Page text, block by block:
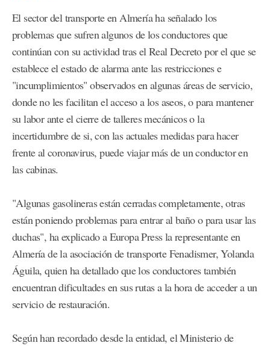
El sector del transporte en Almería ha señalado los
problemas que sufren algunos de los conductores que
continúan con su actividad tras el Real Decreto por el que se
establece el estado de alarma ante las restricciones e
"incumplimientos" observados en algunas áreas de servicio,
donde no les facilitan el acceso a los aseos, o para mantener
su labor ante el cierre de talleres mecánicos o la
incertidumbre de si, con las actuales medidas para hacer
frente al coronavirus, puede viajar más de un conductor en
las cabinas.
"Algunas gasolineras están cerradas completamente, otras
están poniendo problemas para entrar al baño o para usar las
duchas", ha explicado a Europa Press la representante en
Almería de la asociación de transporte Fenadismer, Yolanda
Águila, quien ha detallado que los conductores también
encuentran dificultades en sus rutas a la hora de acceder a un
servicio de restauración.
Según han recordado desde la entidad, el Ministerio de